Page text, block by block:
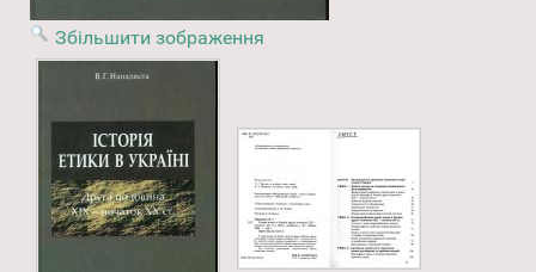
Збільшити зображення